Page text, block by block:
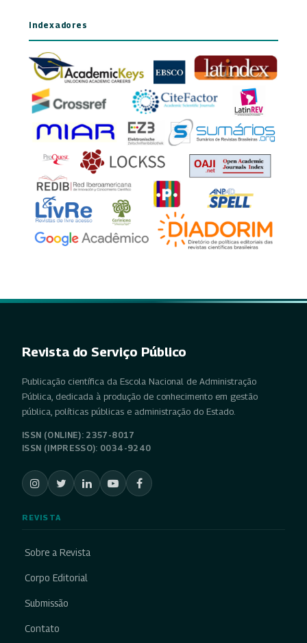
Indexadores
Revista do Serviço Público
Publicação científica da Escola Nacional de Administração
Pública, dedicada à produção de conhecimento em gestão
pública, políticas públicas e administração do Estado.
ISSN (ONLINE): 2357-8017
ISSN (IMPRESSO): 0034-9240
REVISTA
Sobre a Revista
Corpo Editorial
Submissão
Contato